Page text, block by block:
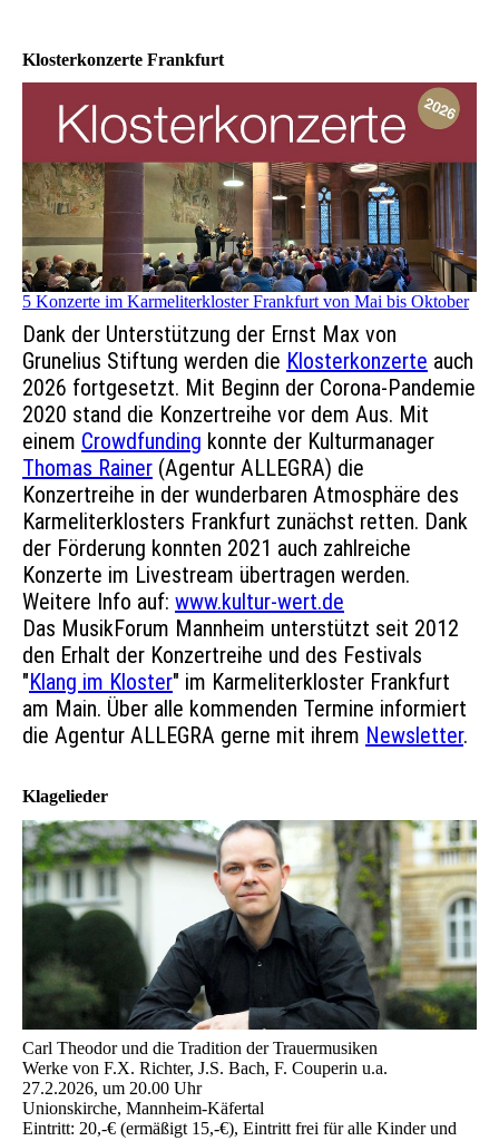
Klosterkonzerte Frankfurt
5 Konzerte im Karmeliterkloster Frankfurt von Mai bis Oktober
Dank der Unterstützung der Ernst Max von
Grunelius Stiftung werden die Klosterkonzerte auch
2026 fortgesetzt. Mit Beginn der Corona-Pandemie
2020 stand die Konzertreihe vor dem Aus. Mit
einem Crowdfunding konnte der Kulturmanager
Thomas Rainer (Agentur ALLEGRA) die
Konzertreihe in der wunderbaren Atmosphäre des
Karmeliterklosters Frankfurt zunächst retten. Dank
der Förderung konnten 2021 auch zahlreiche
Konzerte im Livestream übertragen werden.
Weitere Info auf: www.kultur-wert.de
Das MusikForum Mannheim unterstützt seit 2012
den Erhalt der Konzertreihe und des Festivals
"Klang im Kloster" im Karmeliterkloster Frankfurt
am Main. Über alle kommenden Termine informiert
die Agentur ALLEGRA gerne mit ihrem Newsletter.
Klagelieder
Carl Theodor und die Tradition der Trauermusiken
Werke von F.X. Richter, J.S. Bach, F. Couperin u.a.
27.2.2026, um 20.00 Uhr
Unionskirche, Mannheim-Käfertal
Eintritt: 20,-€ (ermäßigt 15,-€), Eintritt frei für alle Kinder und